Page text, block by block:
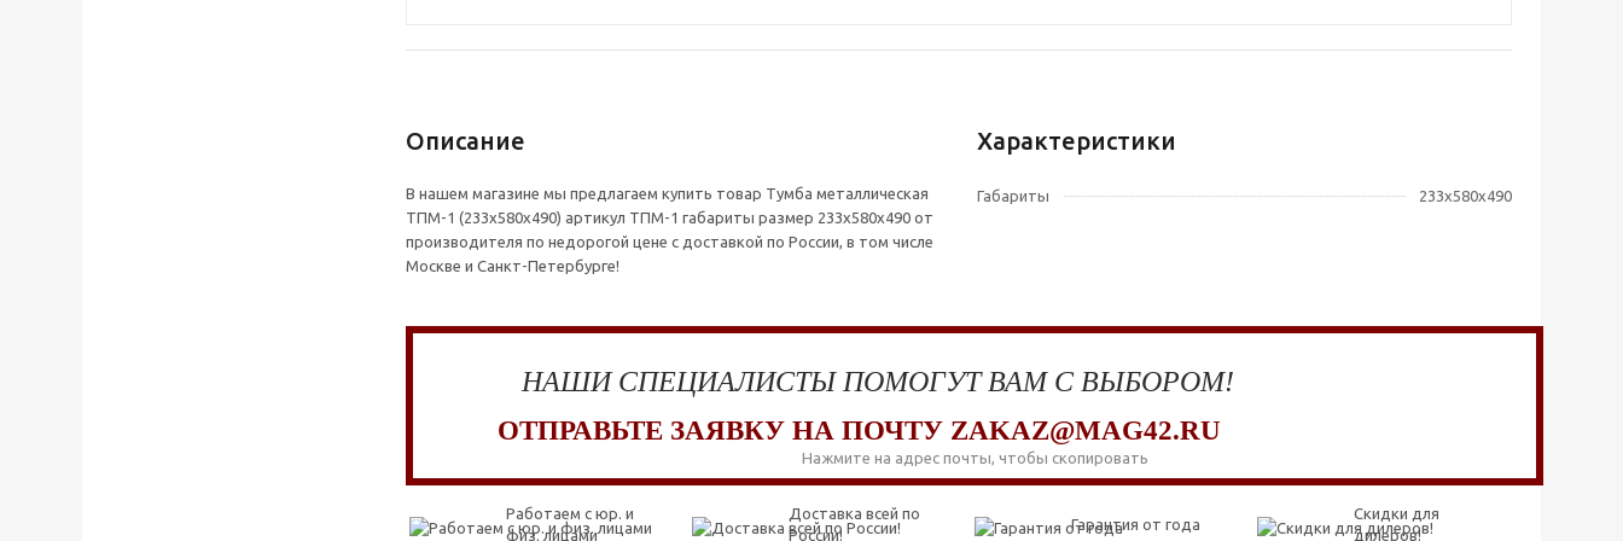
Описание
В нашем магазине мы предлагаем купить товар Тумба металлическая
ТПМ-1 (233x580x490) артикул ТПМ-1 габариты размер 233x580x490 от
производителя по недорогой цене с доставкой по России, в том числе
Москве и Санкт-Петербурге!
Характеристики
Габариты 233x580x490
НАШИ СПЕЦИАЛИСТЫ ПОМОГУТ ВАМ С ВЫБОРОМ!
ОТПРАВЬТЕ ЗАЯВКУ НА ПОЧТУ ZAKAZ@MAG42.RU
Нажмите на адрес почты, чтобы скопировать
Работаем с юр. и
физ. лицами
Доставка всей по
России!
Гарантия от года
Скидки для
дилеров!